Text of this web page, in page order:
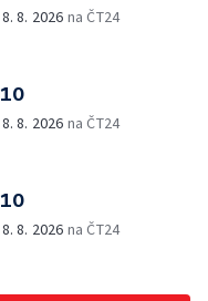
8. 8. 2026 na ČT24
8. 8. 2026 na ČT24
8. 8. 2026 na ČT24